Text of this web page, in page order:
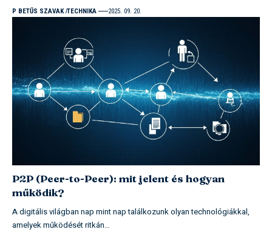
P BETŰS SZAVAK TECHNIKA 2025. 09. 20.
P2P (Peer-to-Peer): mit jelent és hogyan
működik?
A digitális világban nap mint nap találkozunk olyan technológiákkal,
amelyek működését ritkán…